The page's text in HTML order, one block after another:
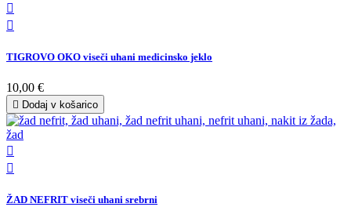


TIGROVO OKO viseči uhani medicinsko jeklo
10,00 €
 Dodaj v košarico


ŽAD NEFRIT viseči uhani srebrni